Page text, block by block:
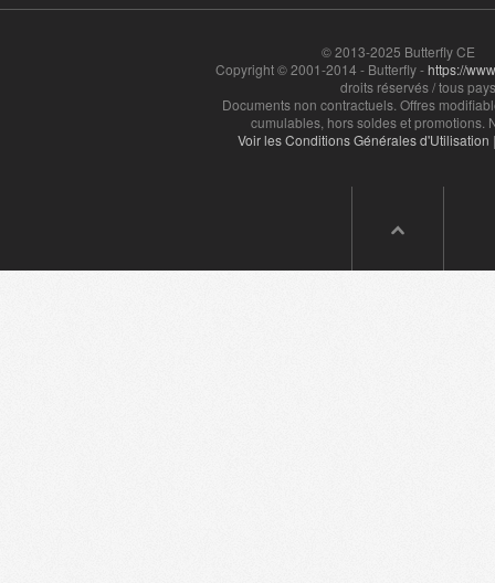
© 2013-2025 Butterfly CE
Copyright © 2001-2014 - Butterfly -https://
droits réservés / tous
Documents non contractuels. Offres
cumulables, hors soldes et promotions.
Voir les Conditions Générales d'Utilisation